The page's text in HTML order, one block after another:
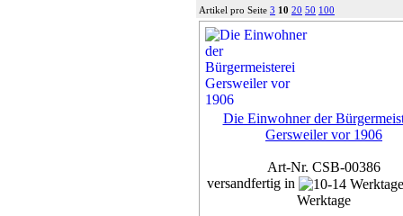
Artikel pro Seite 3 10 20 50 100
Die Einwohner der
Gersweiler vor 1906
Art-Nr. CSB-00386
versandfertig in
Werktage